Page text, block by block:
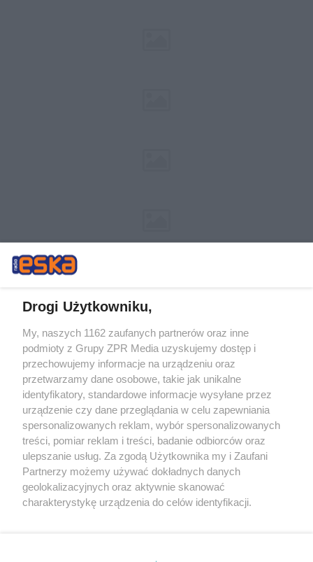
Żaden utwór zamieszczony w serwisie nie może być powielany i
rozpowszechniany lub dalej rozpowszechniany w jakikolwiek sposób (w
tym także elektroniczny lub mechaniczny) na jakimkolwiek polu
eksploatacji w jakiejkolwiek formie, włącznie z umieszczaniem w
Internecie bez pisemnej zgody właściciela praw. Jakiekolwiek użycie lub
wykorzystanie utworów w całości lub w części z naruszeniem prawa,
tzn. bez właściwej zgody, jest zabronione pod groźbą kary i może być
ścigane prawnie.
Drogi Użytkowniku,
My, naszych 1162 zaufanych partnerów oraz inne
podmioty z Grupy ZPR Media uzyskujemy dostęp i
przechowujemy informacje na urządzeniu oraz
przetwarzamy dane osobowe, takie jak unikalne
identyfikatory, standardowe informacje wysyłane przez
urządzenie czy dane przeglądania w celu zapewniania
spersonalizowanych reklam, wybór spersonalizowanych
treści, pomiar reklam i treści, badanie odbiorców oraz
ulepszanie usług. Za zgodą Użytkownika my i Zaufani
Partnerzy możemy używać dokładnych danych
geolokalizacyjnych oraz aktywnie skanować
charakterystykę urządzenia do celów identyfikacji.